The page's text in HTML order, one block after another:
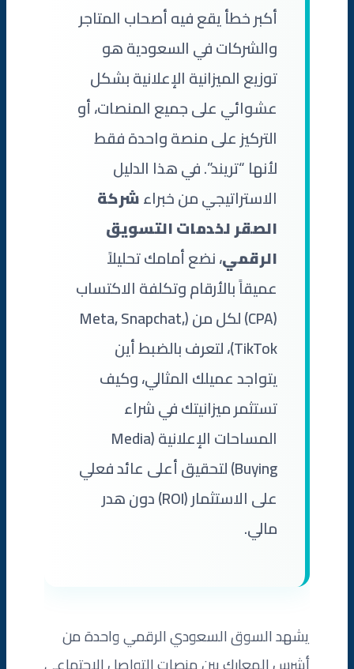
أكبر خطأ يقع فيه أصحاب المتاجر
والشركات في السعودية هو
توزيع الميزانية الإعلانية بشكل
عشوائي على جميع المنصات، أو
التركيز على منصة واحدة فقط
لأنها “تريند”. في هذا الدليل
الاستراتيجي من خبراءشركة
الصقر لخدمات التسويق
الرقمي، نضع أمامك تحليلاً
عميقاً بالأرقام وتكلفة الاكتساب
(CPA) لكل من (Meta, Snapchat,
TikTok)، لتعرف بالضبط أين
يتواجد عميلك المثالي، وكيف
تستثمر ميزانيتك في شراء
المساحات الإعلانية (Media
Buying) لتحقيق أعلى عائد فعلي
على الاستثمار (ROI) دون هدر
مالي.
يشهد السوق السعودي الرقمي واحدة من